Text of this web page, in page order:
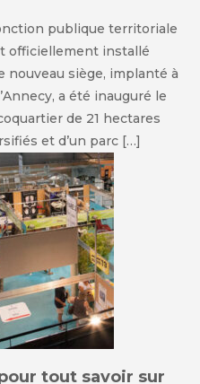
publique territoriale
officiellement installé
nouveau siège, implanté à
a été inauguré le
de 21 hectares
et d’un parc […]
tout savoir sur